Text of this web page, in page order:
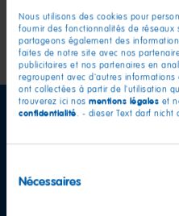
Nous utilisons des cookies pour
fournir des fonctionnalités de réseaux
partageons également des
faites de notre site avec nos
publicitaires et nos partenaires en
regroupent avec d'autres
ont collectées à partir de l'utilisation
trouverez ici nos mentions légales et
confidentialité. - dieser Text darf nicht
duNécessaires